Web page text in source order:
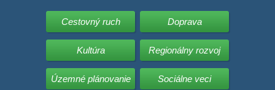
Cestovný ruch Doprava
Kultúra Regionálny rozvoj
Územné plánovanie Sociálne veci